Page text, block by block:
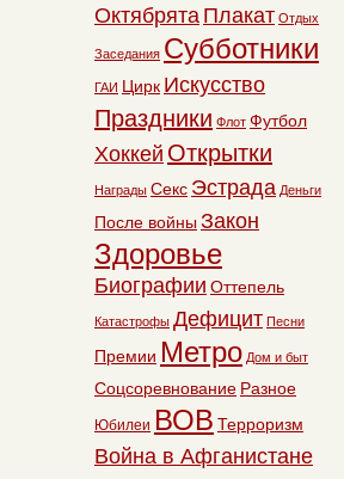
Октябрята Плакат Отдых
Заседания Субботники
ГАИ Цирк Искусство
Праздники Флот Футбол
Хоккей Открытки
Награды Секс Эстрада Деньги
После войны Закон
Здоровье
Биографии Оттепель
Катастрофы Дефицит Песни
Премии Метро Дом и быт
Соцсоревнование Разное
Юбилеи ВОВ Терроризм
Война в Афганистане